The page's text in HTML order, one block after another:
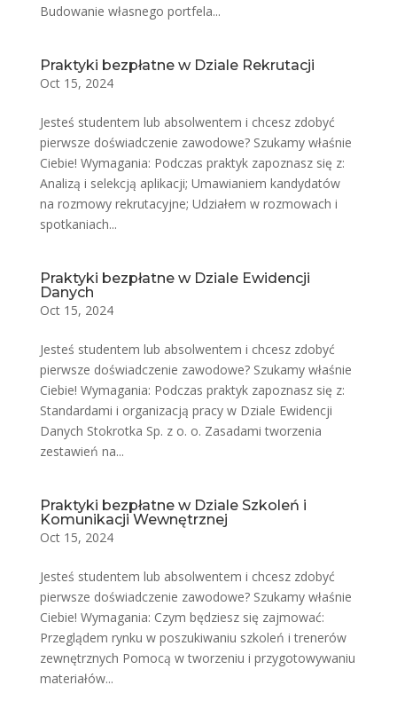
Budowanie własnego portfela...
Praktyki bezpłatne w Dziale Rekrutacji
Oct 15, 2024
Jesteś studentem lub absolwentem i chcesz zdobyć
pierwsze doświadczenie zawodowe? Szukamy właśnie
Ciebie! Wymagania: Podczas praktyk zapoznasz się z:
Analizą i selekcją aplikacji; Umawianiem kandydatów
na rozmowy rekrutacyjne; Udziałem w rozmowach i
spotkaniach...
Praktyki bezpłatne w Dziale Ewidencji
Danych
Oct 15, 2024
Jesteś studentem lub absolwentem i chcesz zdobyć
pierwsze doświadczenie zawodowe? Szukamy właśnie
Ciebie! Wymagania: Podczas praktyk zapoznasz się z:
Standardami i organizacją pracy w Dziale Ewidencji
Danych Stokrotka Sp. z o. o. Zasadami tworzenia
zestawień na...
Praktyki bezpłatne w Dziale Szkoleń i
Komunikacji Wewnętrznej
Oct 15, 2024
Jesteś studentem lub absolwentem i chcesz zdobyć
pierwsze doświadczenie zawodowe? Szukamy właśnie
Ciebie! Wymagania: Czym będziesz się zajmować:
Przeglądem rynku w poszukiwaniu szkoleń i trenerów
zewnętrznych Pomocą w tworzeniu i przygotowywaniu
materiałów...